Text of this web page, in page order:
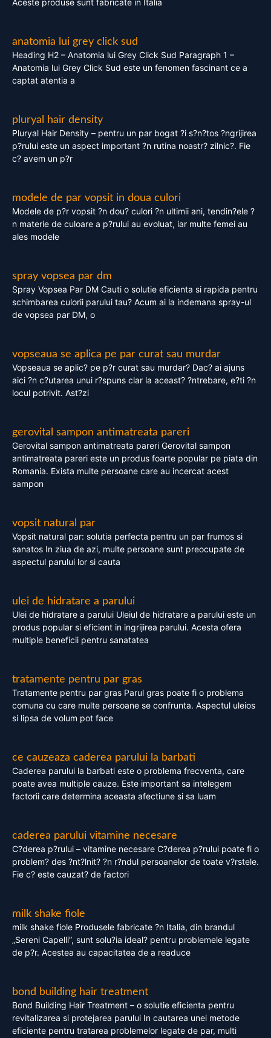
Aceste produse sunt fabricate in Italia
anatomia lui grey click sud
Heading H2 – Anatomia lui Grey Click Sud Paragraph 1 –
Anatomia lui Grey Click Sud este un fenomen fascinant ce a
captat atentia a
pluryal hair density
Pluryal Hair Density – pentru un par bogat ?i s?n?tos ?ngrijirea
p?rului este un aspect important ?n rutina noastr? zilnic?. Fie
c? avem un p?r
modele de par vopsit in doua culori
Modele de p?r vopsit ?n dou? culori ?n ultimii ani, tendin?ele ?
n materie de culoare a p?rului au evoluat, iar multe femei au
ales modele
spray vopsea par dm
Spray Vopsea Par DM Cauti o solutie eficienta si rapida pentru
schimbarea culorii parului tau? Acum ai la indemana spray-ul
de vopsea par DM, o
vopseaua se aplica pe par curat sau murdar
Vopseaua se aplic? pe p?r curat sau murdar? Dac? ai ajuns
aici ?n c?utarea unui r?spuns clar la aceast? ?ntrebare, e?ti ?n
locul potrivit. Ast?zi
gerovital sampon antimatreata pareri
Gerovital sampon antimatreata pareri Gerovital sampon
antimatreata pareri este un produs foarte popular pe piata din
Romania. Exista multe persoane care au incercat acest
sampon
vopsit natural par
Vopsit natural par: solutia perfecta pentru un par frumos si
sanatos In ziua de azi, multe persoane sunt preocupate de
aspectul parului lor si cauta
ulei de hidratare a parului
Ulei de hidratare a parului Uleiul de hidratare a parului este un
produs popular si eficient in ingrijirea parului. Acesta ofera
multiple beneficii pentru sanatatea
tratamente pentru par gras
Tratamente pentru par gras Parul gras poate fi o problema
comuna cu care multe persoane se confrunta. Aspectul uleios
si lipsa de volum pot face
ce cauzeaza caderea parului la barbati
Caderea parului la barbati este o problema frecventa, care
poate avea multiple cauze. Este important sa intelegem
factorii care determina aceasta afectiune si sa luam
caderea parului vitamine necesare
C?derea p?rului – vitamine necesare C?derea p?rului poate fi o
problem? des ?nt?lnit? ?n r?ndul persoanelor de toate v?rstele.
Fie c? este cauzat? de factori
milk shake fiole
milk shake fiole Produsele fabricate ?n Italia, din brandul
„Sereni Capelli”, sunt solu?ia ideal? pentru problemele legate
de p?r. Acestea au capacitatea de a readuce
bond building hair treatment
Bond Building Hair Treatment – o solutie eficienta pentru
revitalizarea si protejarea parului In cautarea unei metode
eficiente pentru tratarea problemelor legate de par, multi